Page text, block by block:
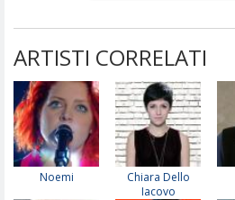
ARTISTI CORRELATI
Noemi
Chiara Dello
Iacovo